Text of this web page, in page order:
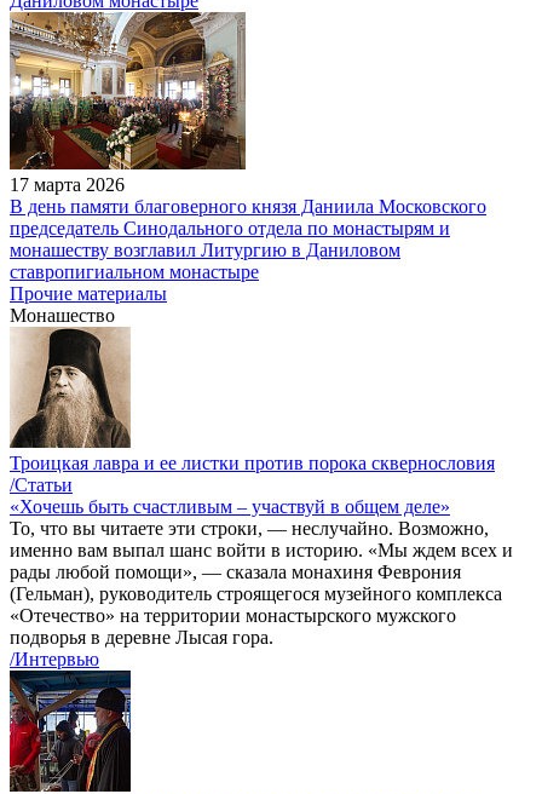
17 марта 2026
В день памяти благоверного князя Даниила Московского
председатель Синодального отдела по монастырям и
монашеству возглавил Литургию в Даниловом
ставропигиальном монастыре
Прочие материалы
Монашество
Троицкая лавра и ее листки против порока сквернословия
/Статьи
«Хочешь быть счастливым – участвуй в общем деле»
То, что вы читаете эти строки, — неслучайно. Возможно,
именно вам выпал шанс войти в историю. «Мы ждем всех и
рады любой помощи», — сказала монахиня Феврония
(Гельман), руководитель строящегося музейного комплекса
«Отечество» на территории монастырского мужского
подворья в деревне Лысая гора.
/Интервью